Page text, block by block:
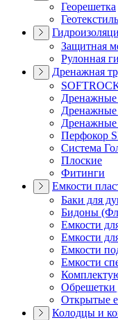
Георешетка
Геотекстиль
Защитная
Рулонная
Дренажная
Дренажные
Дренажные
Дренажные
Перфокор
Система
Плоские
Фитинги
Емкости
Баки для
Бидоны
Емкости
Емкости
Емкости
Емкости
Обрешетки
Открытые
Колодцы и